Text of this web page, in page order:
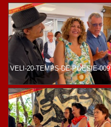
VELI-20-TEMPS-DE-POESIE-009